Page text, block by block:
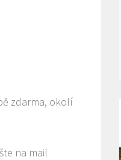
zdarma, okolí
na mail